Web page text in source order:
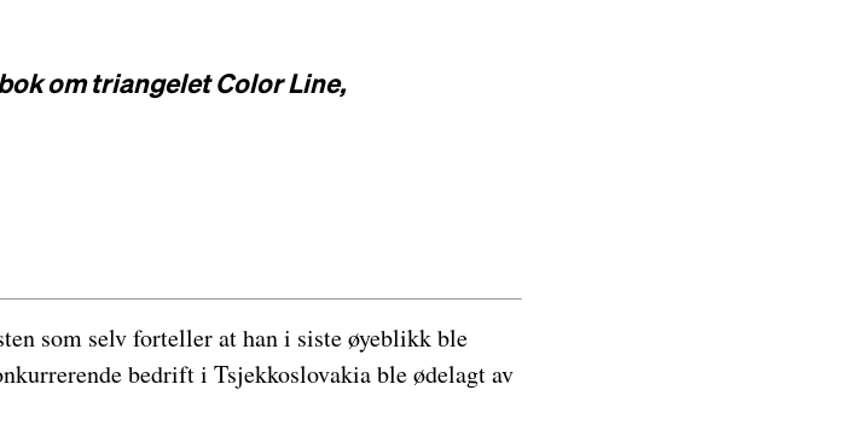
om triangelet Color Line,
som selv forteller at han i siste øyeblikk ble
bedrift i Tsjekkoslovakia ble ødelagt av